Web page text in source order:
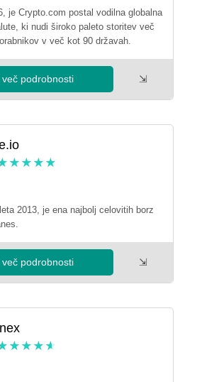
je Crypto.com postal vodilna globalna
ki nudi široko paleto storitev več
v več kot 90 državah.
več podrobnosti ⇲
2013, je ena najbolj celovitih borz
več podrobnosti ⇲